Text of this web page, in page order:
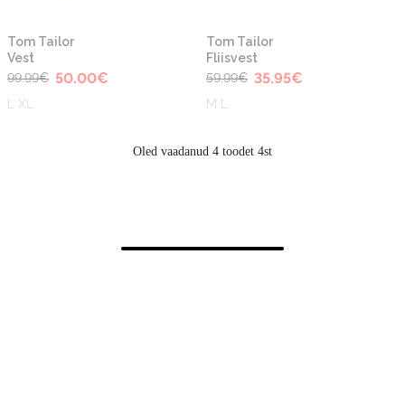
-50%
Tom Tailor
Vest
99.99€ 50.00€
L XL
-40%
Tom Tailor
Fliisvest
59.99€ 35.95€
M L
Oled vaadanud 4 toodet 4st